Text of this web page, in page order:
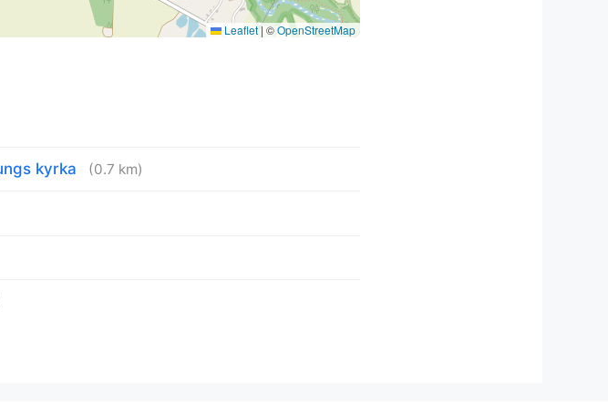
Leaflet | ©OpenStreetMap
kyrka (0.7 km)